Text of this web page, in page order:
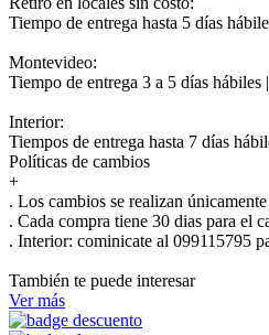
Tiempo de entrega hasta 5 días
Montevideo:
Tiempo de entrega 3 a 5 días hábiles
Interior:
Tiempos de entrega hasta 7 días
Políticas de cambios
+
. Los cambios se realizan
. Cada compra tiene 30 dias para el
. Interior: cominicate al 099115795
También te puede interesar
Ver más